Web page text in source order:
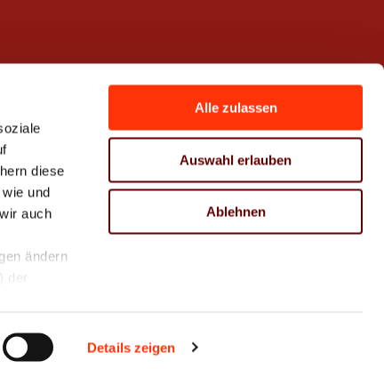
diese
und
auch
ändern
Details zeigen
Alle zulassen
Auswahl erlauben
Ablehnen
AGB Akademie